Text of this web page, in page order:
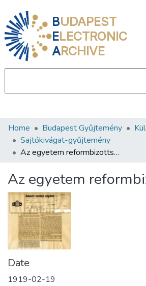
BUDAPEST
ELECTRONIC
ARCHIVE
Communities & Collections
All of DSpace
About us
Home Budapest Gyűjtemény
Sajtókivágat-gyűjtemény
Az egyetem reformbizottsága
Az egyetem
Date
1919-02-19